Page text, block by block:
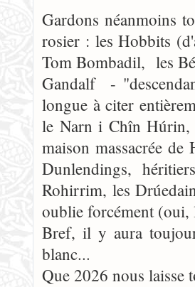
Gardons néanmoins
rosier : les Hobbits
Tom Bombadil, les
Gandalf -
longue à citer
le Narn i Chîn Húrin,
maison massacrée de
Dunlendings,
Rohirrim, les
oublie forcément (oui,
Bref, il y aura
blanc...
Que 2026 nous laisse